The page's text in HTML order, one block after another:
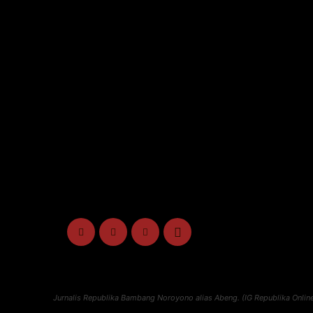
Jurnalis Republika Bambang Noroyono alias Abeng. (IG Republika